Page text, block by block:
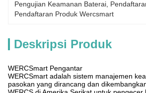
Pengujian Keamanan Baterai
Pendaftaran Produk Wercsmart
Deskripsi Produk
WERCSmart Pengantar
WERCSmart adalah sistem manajemen
pasokan yang dirancang dan